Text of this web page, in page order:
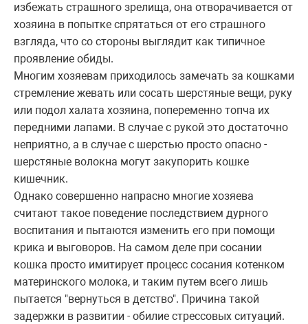
избежать страшного зрелища, она отворачивается от
хозяина в попытке спрятаться от его страшного
взгляда, что со стороны выглядит как типичное
проявление обиды.
Многим хозяевам приходилось замечать за кошками
стремление жевать или сосать шерстяные вещи, руку
или подол халата хозяина, попеременно топча их
передними лапами. В случае с рукой это достаточно
неприятно, а в случае с шерстью просто опасно -
шерстяные волокна могут закупорить кошке
кишечник.
Однако совершенно напрасно многие хозяева
считают такое поведение последствием дурного
воспитания и пытаются изменить его при помощи
крика и выговоров. На самом деле при сосании
кошка просто имитирует процесс сосания котенком
материнского молока, и таким путем всего лишь
пытается "вернуться в детство". Причина такой
задержки в развитии - обилие стрессовых ситуаций.